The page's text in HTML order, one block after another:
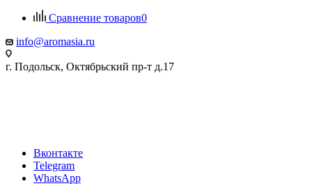
Сравнение товаров0
info@aromasia.ru
г. Подольск, Октябрьский пр-т д.17
Вконтакте
Telegram
WhatsApp